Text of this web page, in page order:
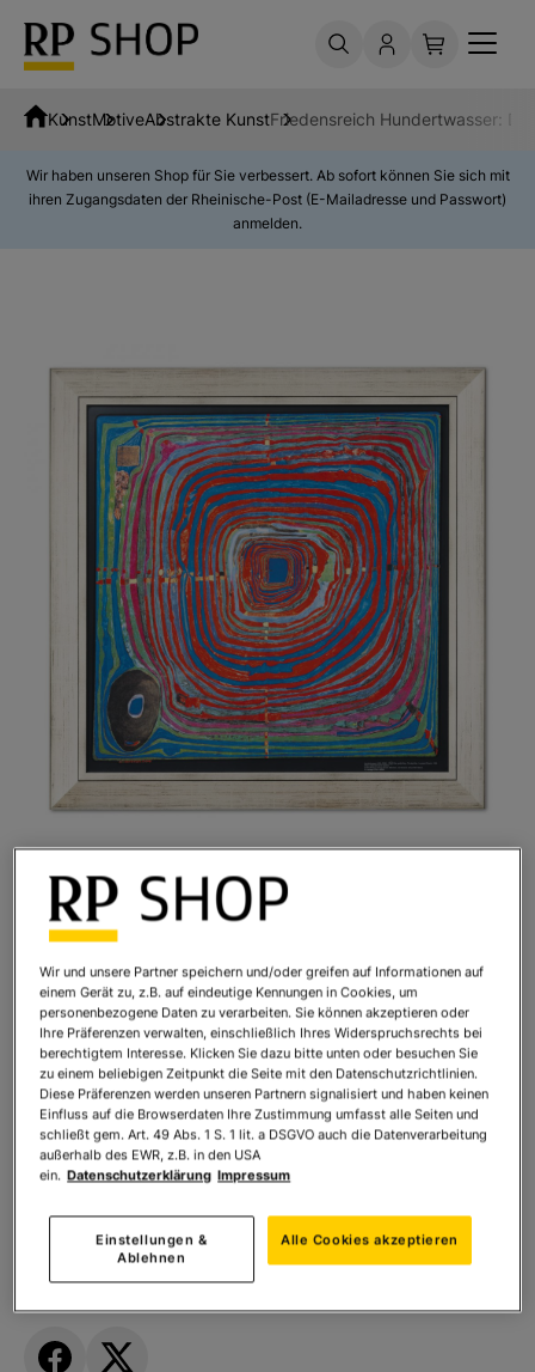
KunstMotiveAbstrakte KunstFriedensreich Hundertwasser:
Wir haben unseren Shop für Sie verbessert. Ab sofort können Sie sich mit
ihren Zugangsdaten der Rheinische-Post (E-Mailadresse und Passwort)
anmelden.
Friedensreich Hundertwasser: Der große
Weg
Sofort lieferbar
Ihr Preis:560,00 €*
* inkl. MwSt. zzgl.Versandkosten
Anzahl: In den Warenkorb
Wir und unsere Partner speichern und/oder greifen auf Informationen auf
einem Gerät zu, z.B. auf eindeutige Kennungen in Cookies, um
personenbezogene Daten zu verarbeiten. Sie können akzeptieren oder
Ihre Präferenzen verwalten, einschließlich Ihres Widerspruchsrechts bei
berechtigtem Interesse. Klicken Sie dazu bitte unten oder besuchen Sie
zu einem beliebigen Zeitpunkt die Seite mit den Datenschutzrichtlinien.
Diese Präferenzen werden unseren Partnern signalisiert und haben keinen
Einfluss auf die Browserdaten Ihre Zustimmung umfasst alle Seiten und
schließt gem. Art. 49 Abs. 1 S. 1 lit. a DSGVO auch die Datenverarbeitung
außerhalb des EWR, z.B. in den USA
ein. Datenschutzerklärung Impressum
Einstellungen &
Ablehnen
Alle Cookies akzeptieren